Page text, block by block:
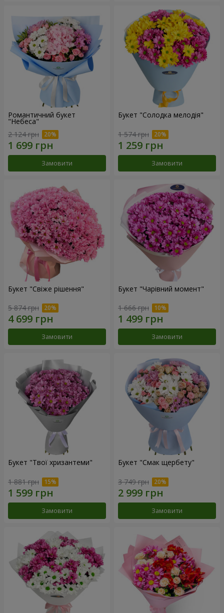
Романтичний букет
"Небеса"
2 124 грн
Замовити
Букет "Солодка мелодія"
1 574 грн
Замовити
Букет "Свіже рішення"
5 874 грн
Замовити
Букет "Чарівний момент"
1 666 грн
Замовити
Букет "Твої хризантеми"
1 881 грн
Замовити
Букет "Смак щербету"
3 749 грн
Замовити